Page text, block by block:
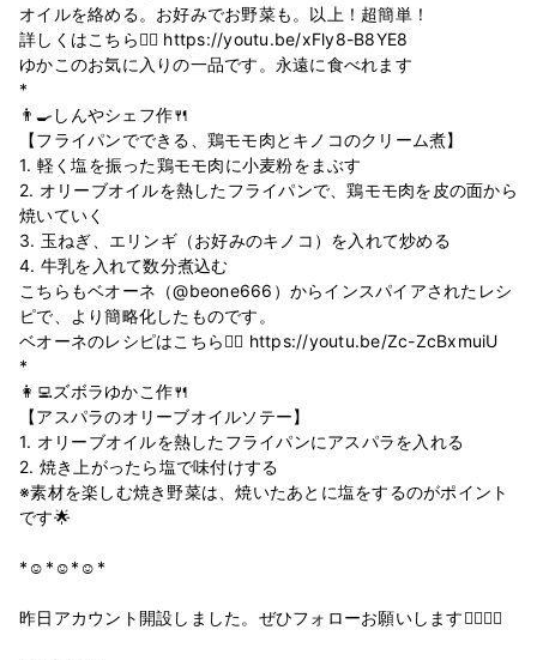
オイルを絡める。お好みでお野菜も。以上！超簡単！
詳しくはこちら👉🏻 https://youtu.be/xFly8-B8YE8
ゆかこのお気に入りの一品です。永遠に食べれます
*
👨‍🍳しんやシェフ作🍴
【フライパンでできる、鶏モモ肉とキノコのクリーム煮】
1. 軽く塩を振った鶏モモ肉に小麦粉をまぶす
2. オリーブオイルを熱したフライパンで、鶏モモ肉を皮の面から
焼いていく
3. 玉ねぎ、エリンギ（お好みのキノコ）を入れて炒める
4. 牛乳を入れて数分煮込む
こちらもベオーネ（@beone666）からインスパイアされたレシ
ピで、より簡略化したものです。
ベオーネのレシピはこちら👉🏻 https://youtu.be/Zc-ZcBxmuiU
*
👩‍💻ズボラゆかこ作🍴
【アスパラのオリーブオイルソテー】
1. オリーブオイルを熱したフライパンにアスパラを入れる
2. 焼き上がったら塩で味付けする
※素材を楽しむ焼き野菜は、焼いたあとに塩をするのがポイント
です🌟
*☺︎*☺︎*☺︎*
昨日アカウント開設しました。ぜひフォローお願いします🙋‍♀️🙋‍♂️